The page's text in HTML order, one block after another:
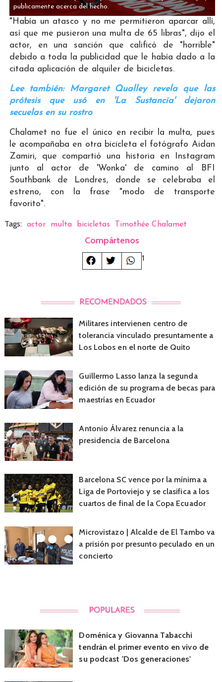
publicamente acerca del hecho.
"Había un atasco y no me permitieron aparcar allí,
así que me pusieron una multa de 65 libras", dijo el
actor, en una sanción que calificó de "horrible"
debido a toda la publicidad que le había dado a la
citada aplicación de alquiler de bicicletas.
Lee también: Margaret Qualley revela que las
prótesis que usó en 'La Sustancia' dejaron
secuelas en su rostro
Chalamet no fue el único en recibir la multa, pues
le acompañaba en otra bicicleta el fotógrafo Aidan
Zamiri, que compartió una historia en Instagram
junto al actor de 'Wonka' de camino al BFI
Southbank de Londres, donde se celebraba el
estreno, con la frase "modo de transporte
favorito".
Tags: actor multa bicicletas Timothée Chalamet
Compártenos
1
Militares intervienen centro de
tolerancia vinculado presuntamente a
Los Lobos en el norte de Quito
Guillermo Lasso lanza la segunda
edición de su programa de becas para
maestrías en Ecuador
Antonio Álvarez renuncia a la
presidencia de Barcelona
Barcelona SC vence por la mínima a
Liga de Portoviejo y se clasifica a los
cuartos de final de la Copa Ecuador
Microvistazo | Alcalde de El Tambo va
a prisión por presunto peculado en un
concierto
Doménica y Giovanna Tabacchi
tendrán el primer evento en vivo de
su podcast 'Dos generaciones'